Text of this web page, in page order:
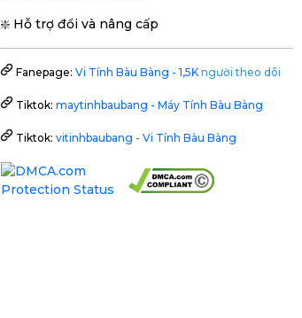
❇️ Hỗ trợ đổi và nâng cấp
Fanepage: Vi Tính Bàu Bàng - 1,5K người theo dõi
Tiktok: maytinhbaubang - Máy Tính Bàu Bàng
Tiktok: vitinhbaubang - Vi Tính Bàu Bàng